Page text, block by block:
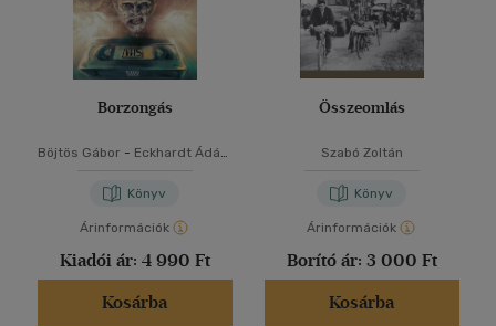
Borzongás
Böjtös Gábor - Eckhardt Ádám
Könyv
Árinformációk
Kiadói ár: 4 990 Ft
Kosárba
Összeomlás
Szabó Zoltán
Könyv
Árinformációk
Borító ár: 3 000 Ft
Kosárba